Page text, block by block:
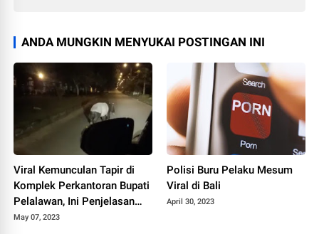
ANDA MUNGKIN MENYUKAI POSTINGAN INI
Viral Kemunculan Tapir di
Komplek Perkantoran Bupati
Pelalawan, Ini Penjelasan
BKSDA
May 07, 2023
Polisi Buru Pelaku Mesum
Viral di Bali
April 30, 2023